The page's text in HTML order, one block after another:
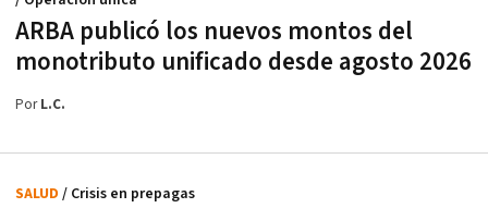
ARBA publicó los nuevos montos del
monotributo unificado desde agosto 2026
PorL.C.
SALUD / Crisis en prepagas